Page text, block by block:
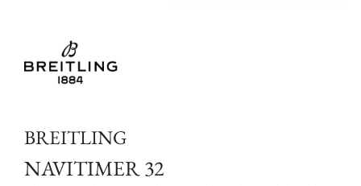
BREITLING
NAVITIMER 32